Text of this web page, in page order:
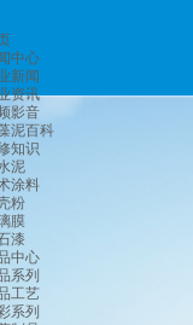
中心
新闻
资讯
影音
泥百科
知识
泥
涂料
粉
膜
漆
中心
系列
工艺
系列